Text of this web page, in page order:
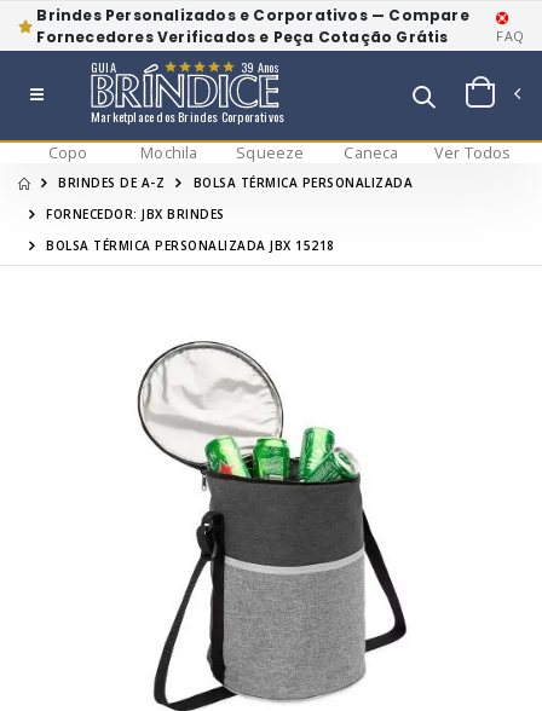
Brindes Personalizados e Corporativos — Compare
Fornecedores Verificados e Peça Cotação Grátis
FAQ
Marketplace dos Brindes Corporativos
GUIA 39 Anos
Copo Mochila Squeeze Caneca Ver Todos
BRINDES DE A-Z
BOLSA TÉRMICA PERSONALIZADA
FORNECEDOR: JBX BRINDES
BOLSA TÉRMICA PERSONALIZADA JBX 15218